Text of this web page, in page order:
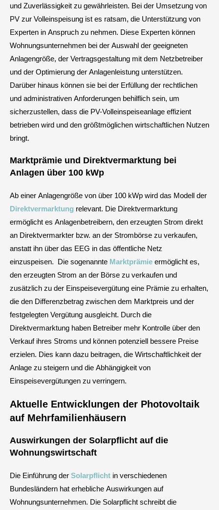
und Zuverlässigkeit zu gewährleisten. Bei der Umsetzung von
PV zur Volleinspeisung ist es ratsam, die Unterstützung von
Experten in Anspruch zu nehmen. Diese Experten können
Wohnungsunternehmen bei der Auswahl der geeigneten
Anlagengröße, der Vertragsgestaltung mit dem Netzbetreiber
und der Optimierung der Anlagenleistung unterstützen.
Darüber hinaus können sie bei der Erfüllung der rechtlichen
und administrativen Anforderungen behilflich sein, um
sicherzustellen, dass die PV-Volleinspeiseanlage effizient
betrieben wird und den größtmöglichen wirtschaftlichen Nutzen
bringt.
Marktprämie und Direktvermarktung bei
Anlagen über 100 kWp
Ab einer Anlagengröße von über 100 kWp wird das Modell der
Direktvermarktung relevant. Die Direktvermarktung
ermöglicht es Anlagenbetreibern, den erzeugten Strom direkt
an Direktvermarkter bzw. an der Strombörse zu verkaufen,
anstatt ihn über das EEG in das öffentliche Netz
einzuspeisen. Die sogenannte Marktprämie ermöglicht es,
den erzeugten Strom an der Börse zu verkaufen und
zusätzlich zu der Einspeisevergütung eine Prämie zu erhalten,
die den Differenzbetrag zwischen dem Marktpreis und der
festgelegten Vergütung ausgleicht. Durch die
Direktvermarktung haben Betreiber mehr Kontrolle über den
Verkauf ihres Stroms und können potenziell bessere Preise
erzielen. Dies kann dazu beitragen, die Wirtschaftlichkeit der
Anlage zu steigern und die Abhängigkeit von
Einspeisevergütungen zu verringern.
Aktuelle Entwicklungen der Photovoltaik
auf Mehrfamilienhäusern
Auswirkungen der Solarpflicht auf die
Wohnungswirtschaft
Die Einführung der Solarpflicht in verschiedenen
Bundesländern hat erhebliche Auswirkungen auf
Wohnungsunternehmen. Die Solarpflicht schreibt die